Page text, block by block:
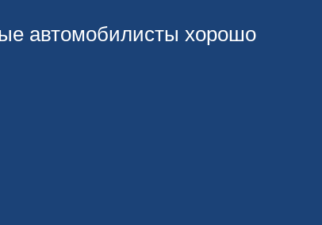
автомобилисты хорошо